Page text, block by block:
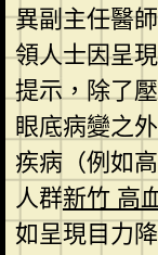
異副主任醫
領人士因呈
提示，除了
眼底病變之
疾病（例如
人群新竹 高
如呈現目力